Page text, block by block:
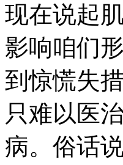
现在说起
影响咱们
到惊慌失
只难以医
病。俗话